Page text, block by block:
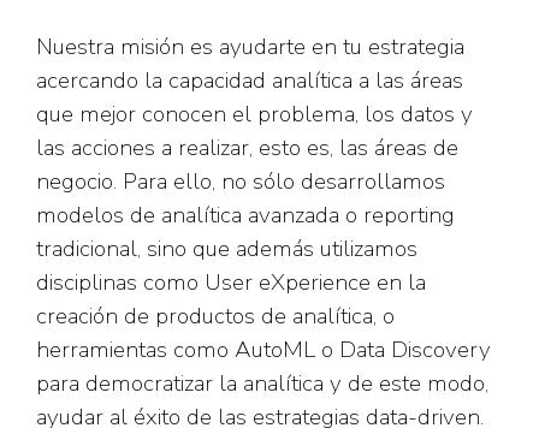
Nuestra misión es ayudarte en tu estrategia
acercando la capacidad analítica a las áreas
que mejor conocen el problema, los datos y
las acciones a realizar, esto es, las áreas de
negocio. Para ello, no sólo desarrollamos
modelos de analítica avanzada o reporting
tradicional, sino que además utilizamos
disciplinas como User eXperience en la
creación de productos de analítica, o
herramientas como AutoML o Data Discovery
para democratizar la analítica y de este modo,
ayudar al éxito de las estrategias data-driven.